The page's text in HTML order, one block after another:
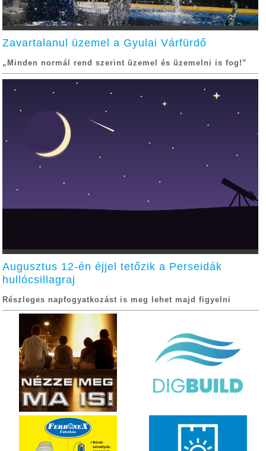
Zavartalanul üzemel a Gyulai Várfürdő
„Minden normál rend szerint üzemel és üzemelni is fog!”
Augusztus 12-én éjjel tetőzik a Perseidák
hullócsillagraj
Részleges napfogyatkozást is meg lehet majd figyelni